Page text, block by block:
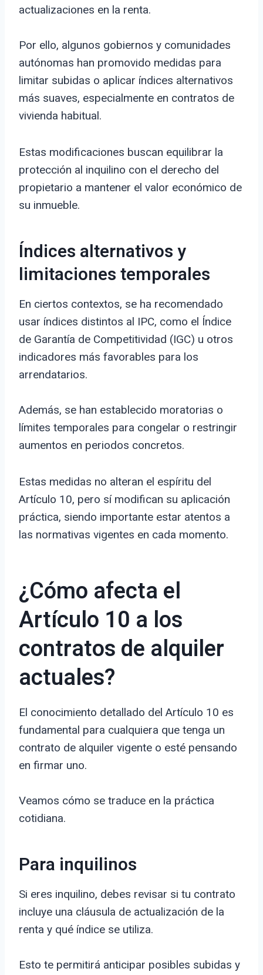
actualizaciones en la renta.
Por ello, algunos gobiernos y comunidades
autónomas han promovido medidas para
limitar subidas o aplicar índices alternativos
más suaves, especialmente en contratos de
vivienda habitual.
Estas modificaciones buscan equilibrar la
protección al inquilino con el derecho del
propietario a mantener el valor económico de
su inmueble.
Índices alternativos y
limitaciones temporales
En ciertos contextos, se ha recomendado
usar índices distintos al IPC, como el Índice
de Garantía de Competitividad (IGC) u otros
indicadores más favorables para los
arrendatarios.
Además, se han establecido moratorias o
límites temporales para congelar o restringir
aumentos en periodos concretos.
Estas medidas no alteran el espíritu del
Artículo 10, pero sí modifican su aplicación
práctica, siendo importante estar atentos a
las normativas vigentes en cada momento.
¿Cómo afecta el
Artículo 10 a los
contratos de alquiler
actuales?
El conocimiento detallado del Artículo 10 es
fundamental para cualquiera que tenga un
contrato de alquiler vigente o esté pensando
en firmar uno.
Veamos cómo se traduce en la práctica
cotidiana.
Para inquilinos
Si eres inquilino, debes revisar si tu contrato
incluye una cláusula de actualización de la
renta y qué índice se utiliza.
Esto te permitirá anticipar posibles subidas y